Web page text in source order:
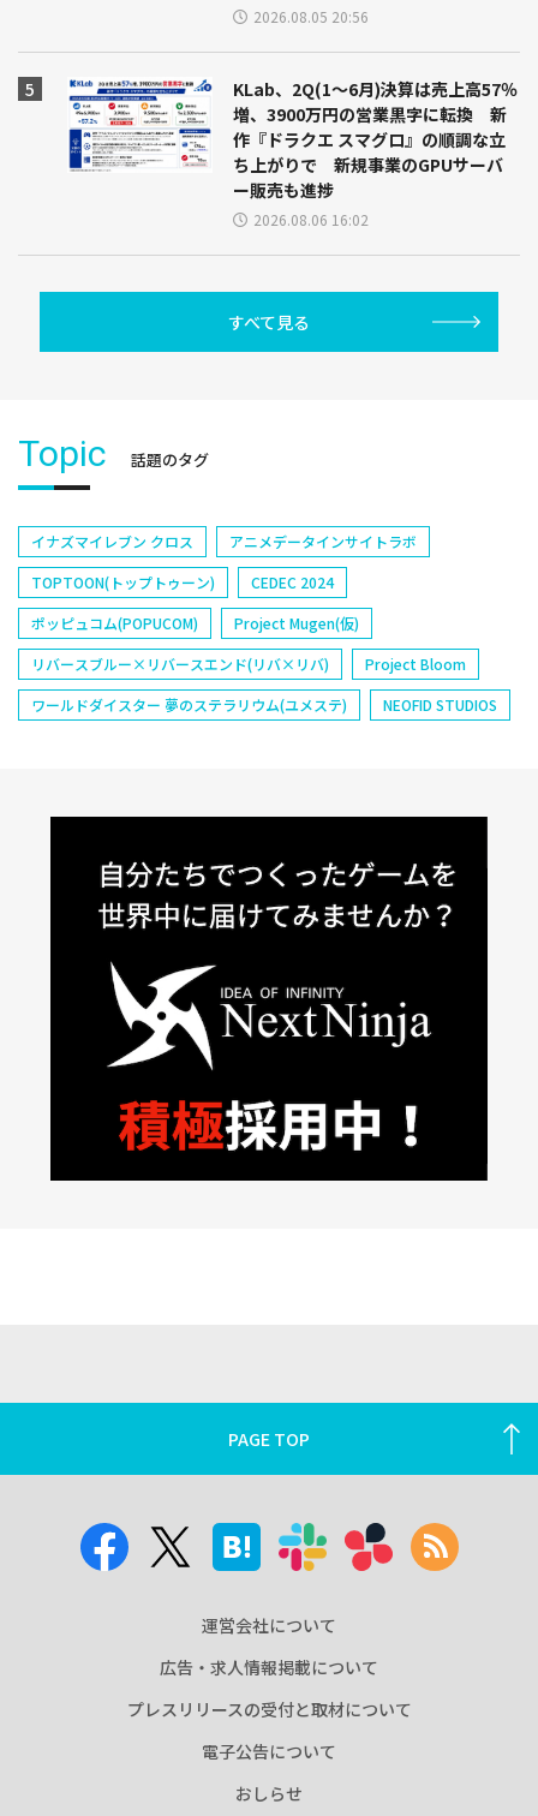
2026.08.05 20:56
KLab、2Q(1～6月)決算は売上高57％
増、3900万円の営業黒字に転換 新
作『ドラクエ スマグロ』の順調な立
ち上がりで 新規事業のGPUサーバ
ー販売も進捗
2026.08.06 16:02
すべて見る
Topic 話題のタグ
イナズマイレブン クロス
アニメデータインサイトラボ
TOPTOON(トップトゥーン)
CEDEC 2024
ポッピュコム(POPUCOM)
Project Mugen(仮)
リバースブルー×リバースエンド(リバ×リバ)
Project Bloom
ワールドダイスター 夢のステラリウム(ユメステ)
NEOFID STUDIOS
PAGE TOP
運営会社について
広告・求人情報掲載について
プレスリリースの受付と取材について
電子公告について
おしらせ